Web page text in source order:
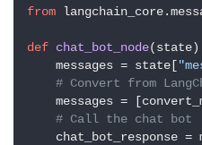
龙
梦
from
def chat_bot_node(state
    messages = state[
# Convert from
messages =
# Call the chat bot
chat_bot_response =